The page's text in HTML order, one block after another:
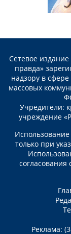
Сетевое
правда»
надзору в
массовых
Учредители:
учреждение
только при
согласования
Реклама: